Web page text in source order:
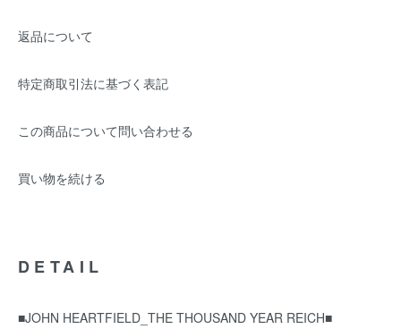
返品について
特定商取引法に基づく表記
この商品について問い合わせる
買い物を続ける
DETAIL
■JOHN HEARTFIELD_THE THOUSAND YEAR REICH■